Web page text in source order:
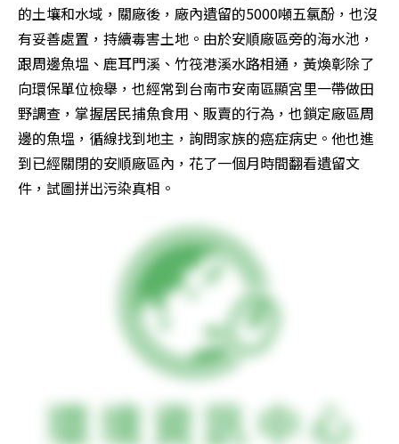
的土壤和水域，關廠後，廠內遺留的5000噸五氯酚，也沒
有妥善處置，持續毒害土地。由於安順廠區旁的海水池，
跟周邊魚塭、鹿耳門溪、竹筏港溪水路相通，黃煥彰除了
向環保單位檢舉，也經常到台南市安南區顯宮里一帶做田
野調查，掌握居民捕魚食用、販賣的行為，也鎖定廠區周
邊的魚塭，循線找到地主，詢問家族的癌症病史。他也進
到已經關閉的安順廠區內，花了一個月時間翻看遺留文
件，試圖拼出污染真相。